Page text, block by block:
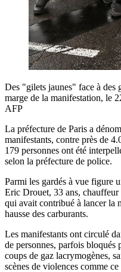
Des "gilets jaunes" face à des
marge de la manifestation, le
AFP
La préfecture de Paris a
manifestants, contre près de
179 personnes ont été
selon la préfecture de police.
Parmi les gardés à vue figure
Eric Drouet, 33 ans,
qui avait contribué à lancer la
hausse des carburants.
Les manifestants ont circulé
de personnes, parfois bloqués
coups de gaz lacrymogènes,
scènes de violences comme